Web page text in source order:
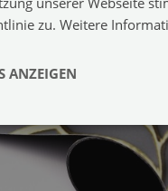
zu. Weitere
ANZEIGEN